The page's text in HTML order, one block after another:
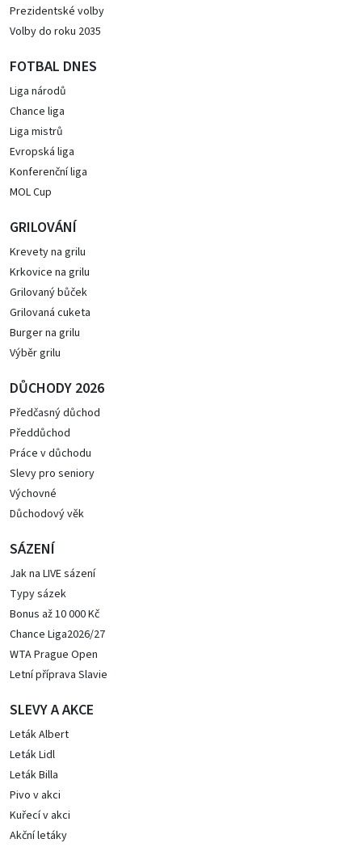
Prezidentské volby
Volby do roku 2035
FOTBAL DNES
Liga národů
Chance liga
Liga mistrů
Evropská liga
Konferenční liga
MOL Cup
GRILOVÁNÍ
Krevety na grilu
Krkovice na grilu
Grilovaný bůček
Grilovaná cuketa
Burger na grilu
Výběr grilu
DŮCHODY 2026
Předčasný důchod
Předdůchod
Práce v důchodu
Slevy pro seniory
Výchovné
Důchodový věk
SÁZENÍ
Jak na LIVE sázení
Typy sázek
Bonus až 10 000 Kč
Chance Liga2026/27
WTA Prague Open
Letní příprava Slavie
SLEVY A AKCE
Leták Albert
Leták Lidl
Leták Billa
Pivo v akci
Kuřecí v akci
Akční letáky